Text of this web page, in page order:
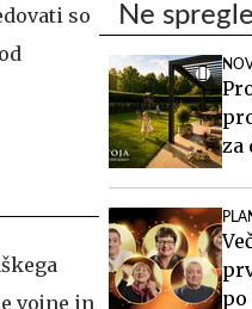
so
vojne in
Ne
za